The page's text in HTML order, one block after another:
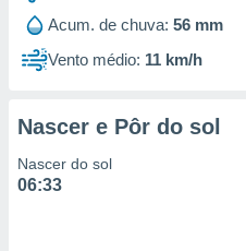
Acum. de chuva: 56 mm
Vento médio: 11 km/h
Nascer e Pôr do sol
Nascer do sol
06:33